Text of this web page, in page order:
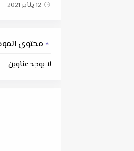
12 يناير 2021
محتوى
لا يوجد عناوين